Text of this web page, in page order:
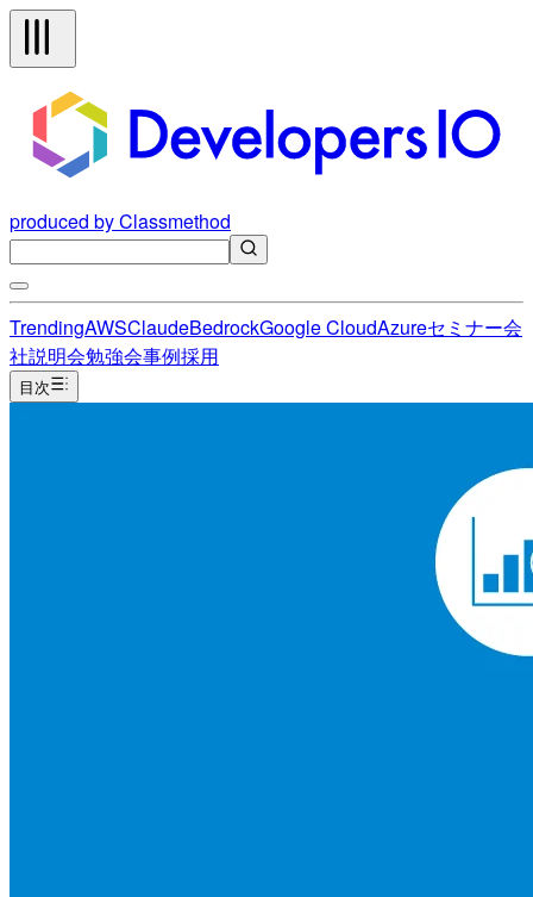
produced by Classmethod
TrendingAWSClaudeBedrockGoogle CloudAzureセミナー会
社説明会勉強会事例採用
目次